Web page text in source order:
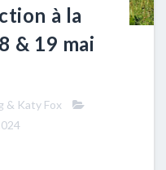
à la
& 19 mai
& Katy Fox